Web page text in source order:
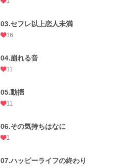
03.セフレ以上恋人未満
16
04.崩れる音
11
05.動揺
11
06.その気持ちはなに
1
07.ハッピーライフの終わり